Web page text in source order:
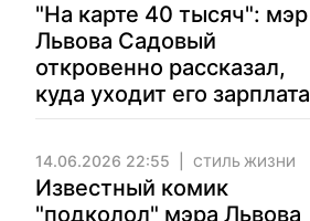
"На карте 40 тысяч": мэр
Львова Садовый
откровенно рассказал,
куда уходит его зарплата
14.06.2026 22:55 СТИЛЬ ЖИЗНИ
Известный комик
"подколол" мэра Львова